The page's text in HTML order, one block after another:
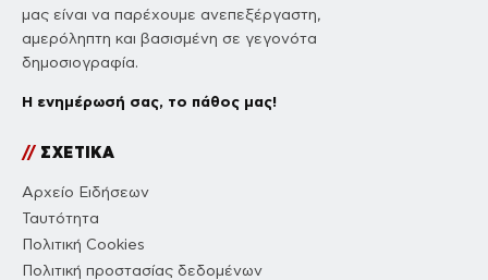
μας είναι να παρέχουμε ανεπεξέργαστη,
αμερόληπτη και βασισμένη σε γεγονότα
δημοσιογραφία.
Η ενημέρωσή σας, το πάθος μας!
//ΣΧΕΤΙΚΑ
Αρχείο Ειδήσεων
Ταυτότητα
Πολιτική Cookies
Πολιτική προστασίας δεδομένων